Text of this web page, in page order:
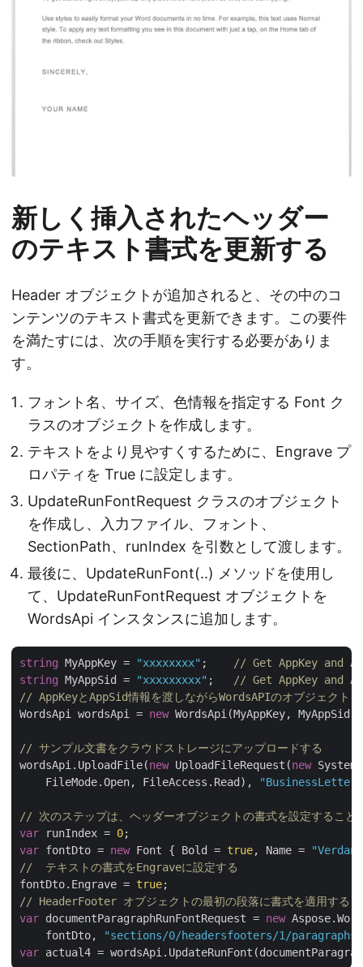
新しく挿入されたヘッダー
のテキスト書式を更新する
Header オブジェクトが追加されると、その中のコ
ンテンツのテキスト書式を更新できます。この要件
を満たすには、次の手順を実行する必要がありま
す。
フォント名、サイズ、色情報を指定する Font ク
ラスのオブジェクトを作成します。
テキストをより見やすくするために、Engrave プ
ロパティを True に設定します。
UpdateRunFontRequest クラスのオブジェクト
を作成し、入力ファイル、フォント、
SectionPath、runIndex を引数として渡します。
最後に、UpdateRunFont(..) メソッドを使用し
て、UpdateRunFontRequest オブジェクトを
WordsApi インスタンスに追加します。
string MyAppKey = "xxxxxxxx" ; // Get AppKey and
string MyAppSid = "xxxxxxxxx" ; // Get AppKey and
// AppKeyとAppSid情報を渡しながらWordsAPIのオブジェクトを
WordsApi wordsApi = new WordsApi(MyAppKey, MyAppSid);
// サンプル文書をクラウドストレージにアップロードする
wordsApi.UploadFile(new UploadFileRequest(new
    FileMode.Open, FileAccess.Read),
// 次のステップは、ヘッダーオブジェクトの書式を設定すること
var runIndex = 0
var fontDto = new Font { Bold = true, Name =
//  テキストの書式をEngraveに設定する
fontDto.Engrave = true
// HeaderFooter オブジェクトの最初の段落に書式を適用する
var documentParagraphRunFontRequest = new
    fontDto,
"sections/0/headersfooters/1/
var